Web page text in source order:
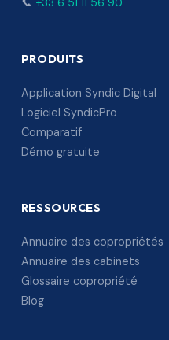
PRODUITS
Application Syndic Digital
Logiciel SyndicPro
Comparatif
Démo gratuite
RESSOURCES
Annuaire des copropriétés
Annuaire des cabinets
Glossaire copropriété
Blog